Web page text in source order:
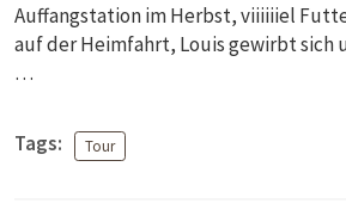
Auffangstation im Herbst, viiiiiiel
auf der Heimfahrt, Louis gewirbt sich
…
Tags: Tour